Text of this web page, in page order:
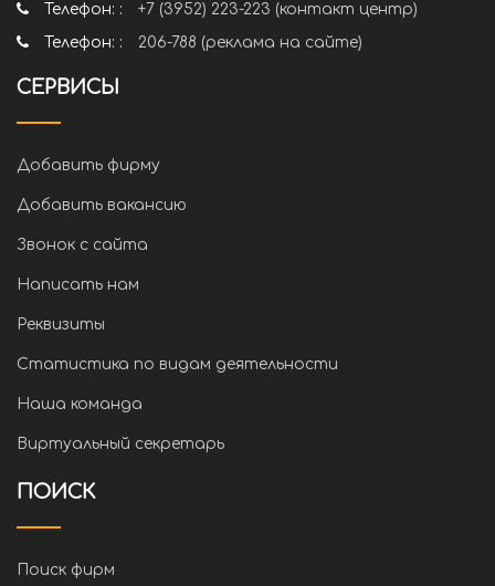
Телефон: :
+7 (3952) 223-223 (контакт центр)
Телефон: :
206-788 (реклама на сайте)
СЕРВИСЫ
Добавить фирму
Добавить вакансию
Звонок с сайта
Написать нам
Реквизиты
Статистика по видам деятельности
Наша команда
Виртуальный секретарь
ПОИСК
Поиск фирм